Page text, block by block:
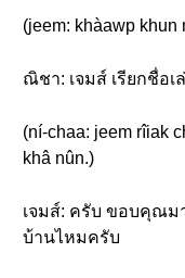
(jeem: khàawp khun
ณิชา: เจมส์ เรียกชื่อ
(ní-chaa: jeem rîiak
khâ nûn.)
เจมส์: ครับ ขอบคุณม
บ้านไหมครับ